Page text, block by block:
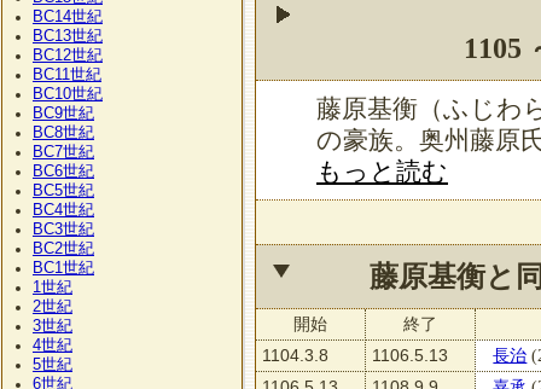
1105
藤原基衡（ふじわ
の豪族。奥州藤原
もっと読む
藤原基衡と
開始
終了
1104.3.8
1106.5.13 長治
BC14世紀
BC13世紀
BC12世紀
BC11世紀
BC10世紀
BC9世紀
BC8世紀
BC7世紀
BC6世紀
BC5世紀
BC4世紀
BC3世紀
BC2世紀
BC1世紀
1世紀
2世紀
3世紀
4世紀
5世紀
6世紀